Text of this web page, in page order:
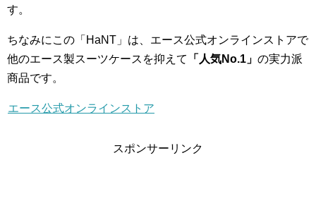
す。
ちなみにこの「HaNT」は、エース公式オンラインストアで
他のエース製スーツケースを抑えて
「人気No.1」 の実力派
商品です。
エース公式オンラインストア
スポンサーリンク